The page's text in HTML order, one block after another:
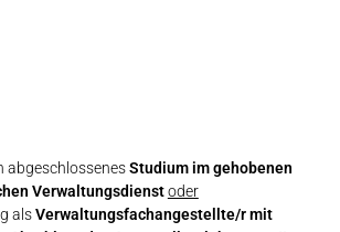
abgeschlossenesStudium im gehobenen
Verwaltungsdienstoder
alsVerwaltungsfachangestellte/r mit